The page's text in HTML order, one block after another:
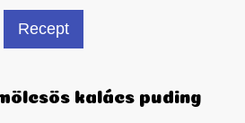
Recept
kalács puding